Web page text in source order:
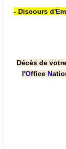
- Discours d'
Décès de
l'Office N